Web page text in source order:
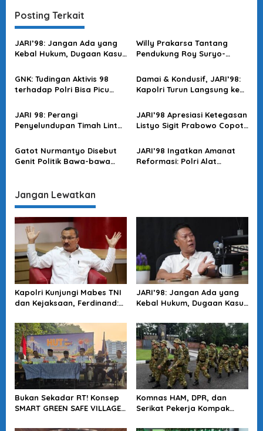
g
a
s
i
p
o
s
Posting Terkait
JARI’98: Jangan Ada yang
Kebal Hukum, Dugaan Kasus
Tuntas
Willy Prakarsa Tantang
Pendukung Roy Suryo-
di Meja Hijau?
GNK: Tudingan Aktivis 98
terhadap Polri Bisa Picu
Damai & Kondusif, JARI’98:
Kapolri Turun Langsung ke
Day
JARI 98: Perangi
Penyelundupan Timah Lintas
Langkah Dittipidter!
JARI’98 Apresiasi Ketegasan
Listyo Sigit Prabowo Copot
Narkoba
Gatot Nurmantyo Disebut
Genit Politik Bawa-bawa
Panglima
JARI’98 Ingatkan Amanat
Reformasi: Polri Alat
Jangan Lewatkan
Kapolri Kunjungi Mabes TNI
dan Kejaksaan, Ferdinand:
Soliditas Antar Lembaga
JARI’98: Jangan Ada yang
Kebal Hukum, Dugaan Kasus
Tuntas
Bukan Sekadar RT! Konsep
SMART GREEN SAFE VILLAGE
Komnas HAM, DPR, dan
Serikat Pekerja Kompak